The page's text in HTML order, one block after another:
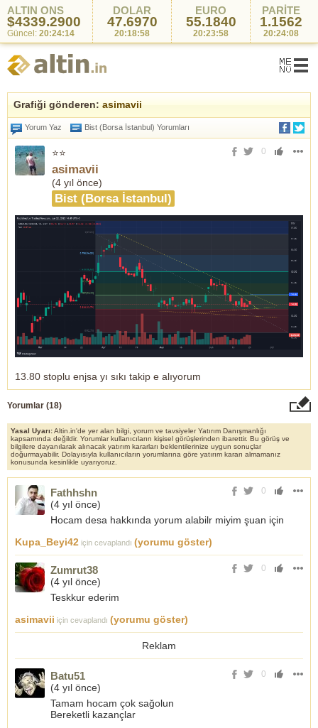
ALTIN ONS
$4339.2900
Güncel: 20:24:14
DOLAR
47.6970
20:18:58
EURO
55.1840
20:23:58
PARİTE
1.1562
20:24:08
Grafiği gönderen: asimavii
Yorum Yaz Bist (Borsa İstanbul) Yorumları
⭐⭐
asimavii
(4 yıl önce)
Bist (Borsa İstanbul)
0
13.80 stoplu enjsa yı sıkı takip e alıyorum
Yorumlar (18)
Yasal Uyarı:Altin.in'de yer alan bilgi, yorum ve tavsiyeler Yatırım Danışmanlığı
kapsamında değildir. Yorumlar kullanıcıların kişisel görüşlerinden ibarettir. Bu görüş ve
bilgilere dayanılarak alınacak yatırım kararları beklentilerinize uygun sonuçlar
doğurmayabilir. Dolayısıyla kullanıcıların yorumlarına göre yatırım kararı almamanız
konusunda kesinlikle uyarıyoruz.
0
Fathhshn
(4 yıl önce)
Hocam desa hakkında yorum alabilr miyim şuan için
Kupa_Beyi42 için cevaplandı (yorumu göster)
0
Zumrut38
(4 yıl önce)
Teskkur ederim
asimavii için cevaplandı (yorumu göster)
Reklam
0
Batu51
(4 yıl önce)
Tamam hocam çok sağolun
Bereketli kazançlar